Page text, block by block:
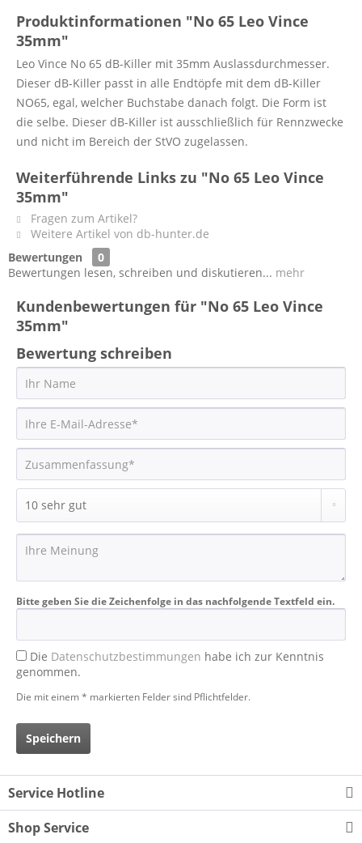
Produktinformationen "No 65 Leo Vince
35mm"
Leo Vince No 65 dB-Killer mit 35mm Auslassdurchmesser.
Dieser dB-Killer passt in alle Endtöpfe mit dem dB-Killer
NO65, egal, welcher Buchstabe danach folgt. Die Form ist
die selbe. Dieser dB-Killer ist ausschließlich für Rennzwecke
und nicht im Bereich der StVO zugelassen.
Weiterführende Links zu "No 65 Leo Vince
35mm"
Fragen zum Artikel?
Weitere Artikel von db-hunter.de
Bewertungen
0
Bewertungen lesen, schreiben und diskutieren... mehr
Kundenbewertungen für "No 65 Leo Vince
35mm"
Bewertung schreiben
Bitte geben Sie die Zeichenfolge in das nachfolgende Textfeld ein.
Die Datenschutzbestimmungen habe ich zur Kenntnis
genommen.
Die mit einem * markierten Felder sind Pflichtfelder.
Speichern
Service Hotline
Shop Service